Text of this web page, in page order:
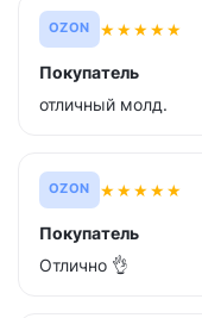
OZON ★★★★★
Покупатель
отличный молд.
OZON ★★★★★
Покупатель
Отлично 👌